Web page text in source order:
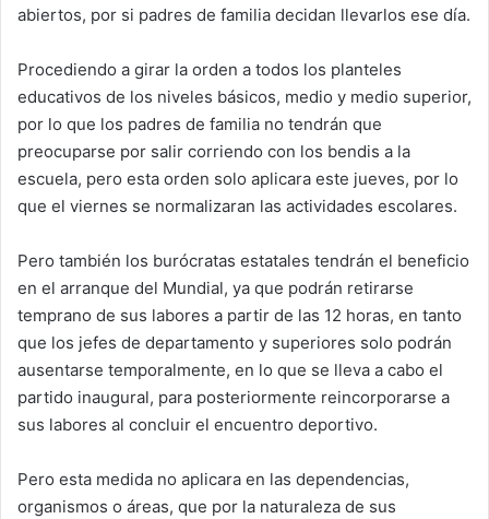
abiertos, por si padres de familia decidan llevarlos ese día.
Procediendo a girar la orden a todos los planteles
educativos de los niveles básicos, medio y medio superior,
por lo que los padres de familia no tendrán que
preocuparse por salir corriendo con los bendis a la
escuela, pero esta orden solo aplicara este jueves, por lo
que el viernes se normalizaran las actividades escolares.
Pero también los burócratas estatales tendrán el beneficio
en el arranque del Mundial, ya que podrán retirarse
temprano de sus labores a partir de las 12 horas, en tanto
que los jefes de departamento y superiores solo podrán
ausentarse temporalmente, en lo que se lleva a cabo el
partido inaugural, para posteriormente reincorporarse a
sus labores al concluir el encuentro deportivo.
Pero esta medida no aplicara en las dependencias,
organismos o áreas, que por la naturaleza de sus